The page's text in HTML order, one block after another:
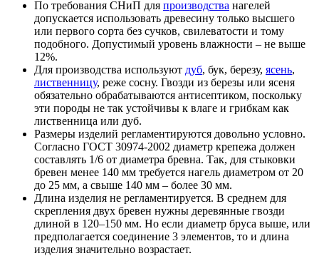
По требования СНиП для производства нагелей
допускается использовать древесину только высшего
или первого сорта без сучков, свилеватости и тому
подобного. Допустимый уровень влажности – не выше
12%.
Для производства используют дуб, бук, березу, ясень,
лиственницу, реже сосну. Гвозди из березы или ясеня
обязательно обрабатываются антисептиком, поскольку
эти породы не так устойчивы к влаге и грибкам как
лиственница или дуб.
Размеры изделий регламентируются довольно условно.
Согласно ГОСТ 30974-2002 диаметр крепежа должен
составлять 1/6 от диаметра бревна. Так, для стыковки
бревен менее 140 мм требуется нагель диаметром от 20
до 25 мм, а свыше 140 мм – более 30 мм.
Длина изделия не регламентируется. В среднем для
скрепления двух бревен нужны деревянные гвозди
длиной в 120–150 мм. Но если диаметр бруса выше, или
предполагается соединение 3 элементов, то и длина
изделия значительно возрастает.